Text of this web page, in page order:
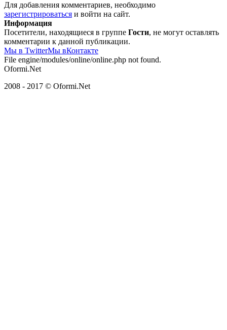
Для добавления комментариев, необходимо
зарегистрироваться и войти на сайт.
Информация
Посетители, находящиеся в группе Гости, не могут оставлять
комментарии к данной публикации.
Мы в TwitterМы вКонтакте
File engine/modules/online/online.php not found.
Oformi.Net
2008 - 2017 © Oformi.Net